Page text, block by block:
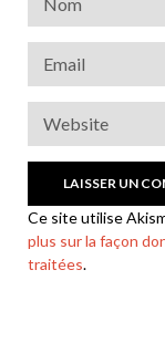
Ce site utilise
plus sur la façon
traitées.